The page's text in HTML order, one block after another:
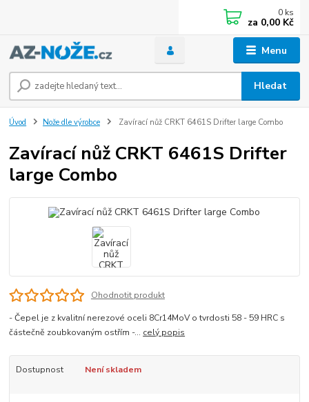
Menu
Hledat
0 ks
za 0,00 Kč
Úvod Nože dle výrobce Zavírací nůž CRKT 6461S Drifter large Combo
Zavírací nůž CRKT 6461S Drifter
large Combo
Ohodnotit produkt
- Čepel je z kvalitní nerezové oceli 8Cr14MoV o tvrdosti 58 - 59 HRC s
částečně zoubkovaným ostřím -... celý popis
Dostupnost Není skladem